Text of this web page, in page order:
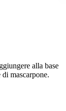
alla base
mascarpone.